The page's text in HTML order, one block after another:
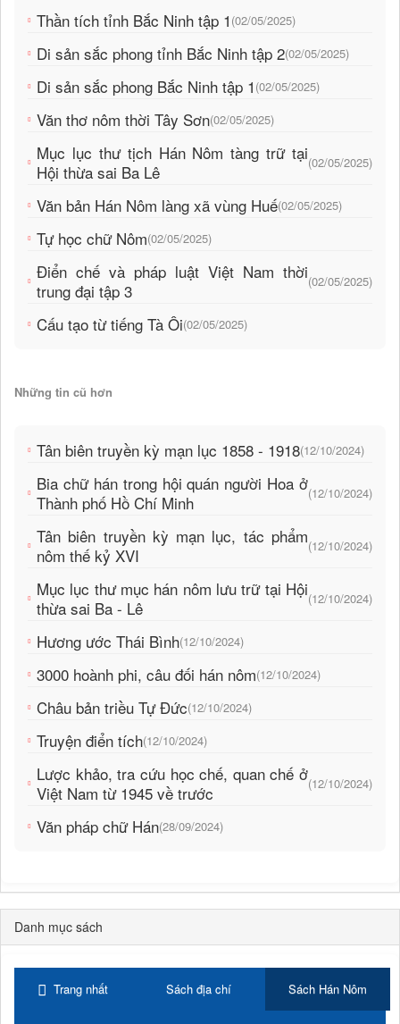
Thần tích tỉnh Bắc Ninh tập 1 (02/05/2025)
Di sản sắc phong tỉnh Bắc Ninh tập 2(02/05/2025)
Di sản sắc phong Bắc Ninh tập 1 (02/05/2025)
Văn thơ nôm thời Tây Sơn(02/05/2025)
Mục lục thư tịch Hán Nôm tàng trữ tại
Hội thừa sai Ba Lê
(02/05/2025)
Văn bản Hán Nôm làng xã vùng Huế(02/05/2025)
Tự học chữ Nôm(02/05/2025)
Điển chế và pháp luật Việt Nam thời
trung đại tập 3
(02/05/2025)
Cấu tạo từ tiếng Tà Ôi(02/05/2025)
Những tin cũ hơn
Tân biên truyền kỳ mạn lục 1858 - 1918(12/10/2024)
Bia chữ hán trong hội quán người Hoa ở
Thành phố Hồ Chí Minh
(12/10/2024)
Tân biên truyền kỳ mạn lục, tác phẩm
nôm thế kỷ XVI
(12/10/2024)
Mục lục thư mục hán nôm lưu trữ tại Hội
thừa sai Ba - Lê
(12/10/2024)
Hương ước Thái Bình(12/10/2024)
3000 hoành phi, câu đối hán nôm(12/10/2024)
Châu bản triều Tự Đức(12/10/2024)
Truyện điển tích(12/10/2024)
Lược khảo, tra cứu học chế, quan chế ở
Việt Nam từ 1945 về trước
(12/10/2024)
Văn pháp chữ Hán(28/09/2024)
Danh mục sách
Trang nhất Sách địa chí Sách Hán Nôm